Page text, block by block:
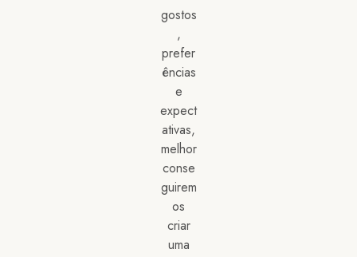
gostos
,
prefer
ências
e
expect
ativas,
melhor
conse
guirem
os
criar
uma